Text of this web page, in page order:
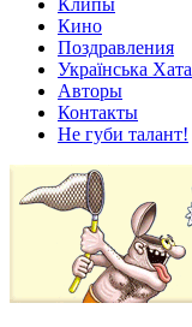
Клипы
Кино
Поздравления
Українська Хата
Авторы
Контакты
Не губи талант!